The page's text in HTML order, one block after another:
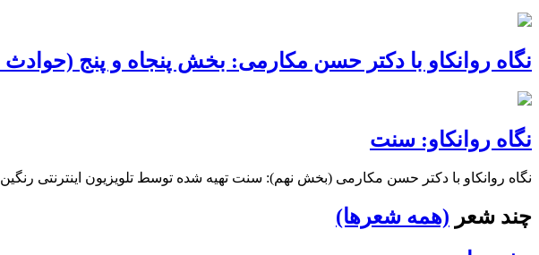
نگاه روانکاو با دکتر حسن مکارمی: بخش پنجاه و پنج (حوادث
نگاه روانکاو: سنت
نگاه روانکاو با دکتر حسن مکارمی (بخش نهم): سنت تهیه شده توسط تلویزیون اینترنتی رنگین کمان,
چند شعر (همه شعرها)